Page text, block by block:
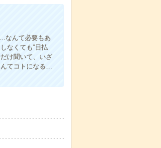
なんて必要もあ
なくても“日払
け聞いて、いざ
てコトになる…